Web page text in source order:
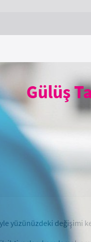
Gülüş
yüzünüzdeki değişimi